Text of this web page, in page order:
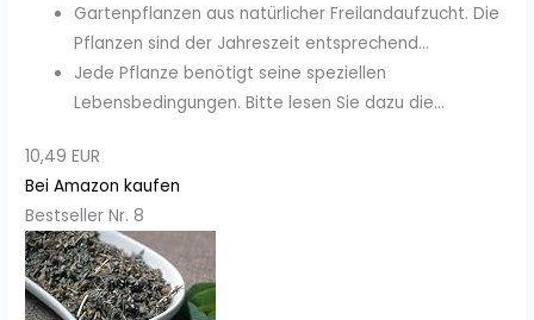
Gartenpflanzen aus natürlicher Freilandaufzucht. Die
Pflanzen sind der Jahreszeit entsprechend...
Jede Pflanze benötigt seine speziellen
Lebensbedingungen. Bitte lesen Sie dazu die...
10,49 EUR
Bei Amazon kaufen
Bestseller Nr. 8